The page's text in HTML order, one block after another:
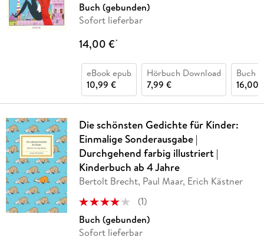
Buch (gebunden)
Sofort lieferbar
14,00 €*
eBook epub
10,99 €
Hörbuch Download
7,99 €
Buch
16,00
Die schönsten Gedichte für Kinder:
Einmalige Sonderausgabe |
Durchgehend farbig illustriert |
Kinderbuch ab 4 Jahre
Bertolt Brecht, Paul Maar, Erich Kästner
(1)
Buch (gebunden)
Sofort lieferbar